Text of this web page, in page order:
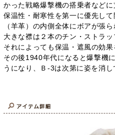
かった戦略爆撃機の搭乗者などに
保温性・耐寒性を第一に優先し
（羊革）の内側全体にボアが張
大きな襟は２本のチン・ストラ
それによっても保温・遮風の効果
その後1940年代になると爆撃機
うになり、Ｂ-3は次第に姿を消し